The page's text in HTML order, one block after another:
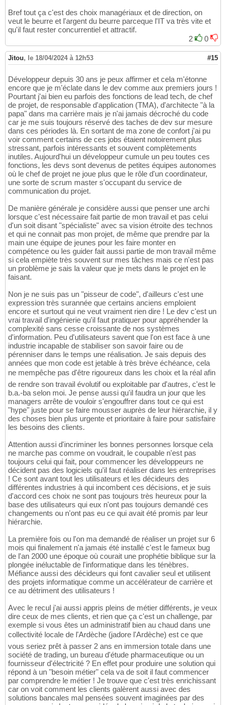
Bref tout ça c'est des choix managériaux et de direction, on
veut le beurre et l'argent du beurre parceque l'IT va très vite et
qu'il faut rester concurrentiel et attractif.
2
0
Jitou, le 18/04/2024 à 12h53 #15
Développeur depuis 30 ans je peux affirmer et cela m'étonne
encore que je m'éclate dans le dev comme aux premiers jours !
Pourtant j'ai bien eu parfois des fonctions de lead tech, de chef
de projet, de responsable d'application (TMA), d'architecte "à la
papa" dans ma carrière mais je n'ai jamais décroché du code
car je me suis toujours réservé des taches de dev sur mesure
dans ces périodes là. En sortant de ma zone de confort j'ai pu
voir comment certains de ces jobs étaient notoirement plus
stressant, parfois intéressants et souvent complètements
inutiles. Aujourd'hui un développeur cumule un peu toutes ces
fonctions, les devs sont devenus de petites équipes autonomes
où le chef de projet ne joue plus que le rôle d'un coordinateur,
une sorte de scrum master s'occupant du service de
communication du projet.
De manière générale je considère aussi que penser une archi
lorsque c'est nécessaire fait partie de mon travail et pas celui
d'un soit disant "spécialiste" avec sa vision étroite des technos
et qui ne connait pas mon projet, de même que prendre par la
main une équipe de jeunes pour les faire monter en
compétence ou les guider fait aussi partie de mon travail même
si cela empiète très souvent sur mes tâches mais ce n'est pas
un problème je sais la valeur que je mets dans le projet en le
faisant.
Non je ne suis pas un "pisseur de code", d'ailleurs c'est une
expression très surannée que certains anciens emploient
encore et surtout qui ne veut vraiment rien dire ! Le dev c'est un
vrai travail d'ingénierie qu'il faut pratiquer pour appréhender la
complexité sans cesse croissante de nos systèmes
d'information. Peu d'utilisateurs savent que l'on est face à une
industrie incapable de stabiliser son savoir faire ou de
pérenniser dans le temps une réalisation. Je sais depuis des
années que mon code est jetable à très brève échéance, cela
ne mempêche pas d'être rigoureux dans les choix et la réal afin
de rendre son travail évolutif ou exploitable par d'autres, c'est le
b.a.-ba selon moi. Je pense aussi qu'il faudra un jour que les
managers arrête de vouloir s'engouffrer dans tout ce qui est
"hype" juste pour se faire mousser auprès de leur hiérarchie, il y
des choses bien plus urgente et prioritaire à faire pour satisfaire
les besoins des clients.
Attention aussi d'incriminer les bonnes personnes lorsque cela
ne marche pas comme on voudrait, le coupable n'est pas
toujours celui qui fait, pour commencer les développeurs ne
décident pas des logiciels qu'il faut réaliser dans les entreprises
! Ce sont avant tout les utilisateurs et les décideurs des
différentes industries à qui incombent ces décisions, et je suis
d'accord ces choix ne sont pas toujours très heureux pour la
base des utilisateurs qui eux n'ont pas toujours demandé ces
changements ou n'ont pas eu ce qui avait été promis par leur
hiérarchie.
La première fois ou l'on ma demandé de réaliser un projet sur 6
mois qui finalement n'a jamais été installé c'est le fameux bug
de l'an 2000 une époque où courait une prophétie biblique sur la
plongée inéluctable de l'informatique dans les ténèbres.
Méfiance aussi des décideurs qui font cavalier seul et utilisent
des projets informatique comme un accélérateur de carrière et
ce au détriment des utilisateurs !
Avec le recul j'ai aussi appris pleins de métier différents, je veux
dire ceux de mes clients, et rien que ça c'est un challenge, par
exemple si vous êtes un administratif bien au chaud dans une
collectivité locale de l'Ardèche (jadore l'Ardèche) est ce que
vous seriez prêt à passer 2 ans en immersion totale dans une
société de trading, un bureau d'étude pharmaceutique ou un
fournisseur d'électricité ? En effet pour produire une solution qui
répond à un "besoin métier" cela va de soit il faut commencer
par comprendre le métier ! Je trouve que c'est très enrichissant
car on voit comment les clients galèrent aussi avec des
solutions bancales mal pensées souvent imaginées par des